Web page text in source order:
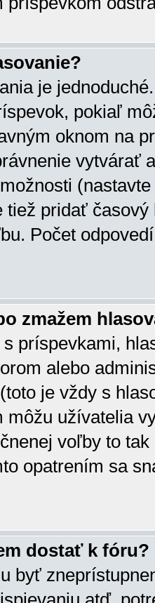
je
pokiaľ
oknom na
vytvárať
tiež pridať
Počet
zmažem
príspevkami,
alebo
je vždy s
môžu užívatelia
voľby to
opatrením sa
dostať k fóru?
byť